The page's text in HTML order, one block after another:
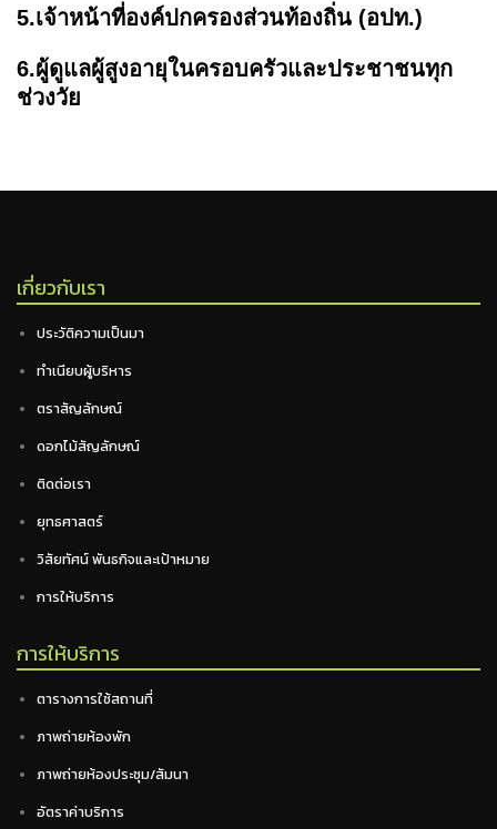
5.เจ้าหน้าที่องค์ปกครองส่วนท้องถิ่น (อปท.)
6.ผู้ดูแลผู้สูงอายุในครอบครัวและประชาชนทุก
ช่วงวัย
เกี่ยวกับเรา
ประวัติความเป็นมา
ทำเนียบผู้บริหาร
ตราสัญลักษณ์
ดอกไม้สัญลักษณ์
ติดต่อเรา
ยุทธศาสตร์
วิสัยทัศน์ พันธกิจและเป้าหมาย
การให้บริการ
การให้บริการ
ตารางการใช้สถานที่
ภาพถ่ายห้องพัก
ภาพถ่ายห้องประชุม/สัมนา
อัตราค่าบริการ